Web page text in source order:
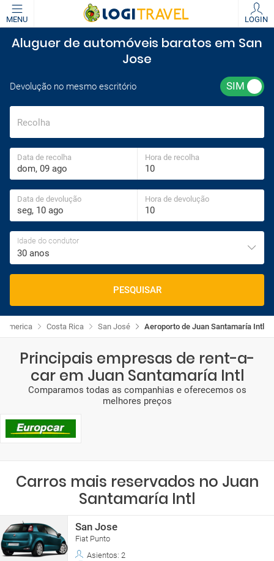
MENU LOGIN
Aluguer de automóveis baratos em San
Jose
Devolução no mesmo escritório
Recolha
Data de recolha Hora de recolha
Data de devolução Hora de devolução
Idade do condutor
30 anos
PESQUISAR
Aeroporto de Juan Santamaría Intl
San José
Costa Rica
America
Principais empresas de rent-a-
car em Juan Santamaría Intl
Comparamos todas as companhias e oferecemos os
melhores preços
Carros mais reservados no Juan
Santamaría Intl
San Jose
Fiat Punto
Asientos: 2